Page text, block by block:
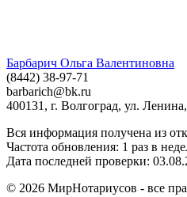
Барбарич Ольга Валентиновна
(8442) 38-97-71
barbarich@bk.ru
400131, г. Волгоград, ул. Ленина,
Вся информация получена из
Частота обновления: 1 раз в
Дата последней проверки:
© 2026 МирНотариусов - все